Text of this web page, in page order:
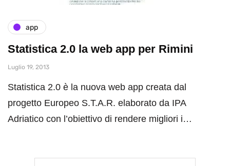
app
Statistica 2.0 la web app per Rimini
Luglio 19, 2013
Statistica 2.0 è la nuova web app creata dal
progetto Europeo S.T.A.R. elaborato da IPA
Adriatico con l’obiettivo di rendere migliori i…